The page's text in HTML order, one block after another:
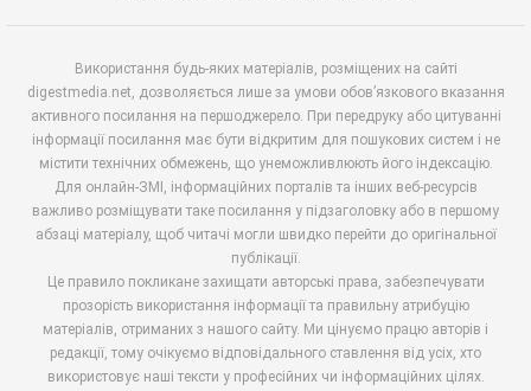
Використання будь-яких матеріалів, розміщених на сайті
digestmedia.net, дозволяється лише за умови обов’язкового вказання
активного посилання на першоджерело. При передруку або цитуванні
інформації посилання має бути відкритим для пошукових систем і не
містити технічних обмежень, що унеможливлюють його індексацію.
Для онлайн-ЗМІ, інформаційних порталів та інших веб-ресурсів
важливо розміщувати таке посилання у підзаголовку або в першому
абзаці матеріалу, щоб читачі могли швидко перейти до оригінальної
публікації.
Це правило покликане захищати авторські права, забезпечувати
прозорість використання інформації та правильну атрибуцію
матеріалів, отриманих з нашого сайту. Ми цінуємо працю авторів і
редакції, тому очікуємо відповідального ставлення від усіх, хто
використовує наші тексти у професійних чи інформаційних цілях.